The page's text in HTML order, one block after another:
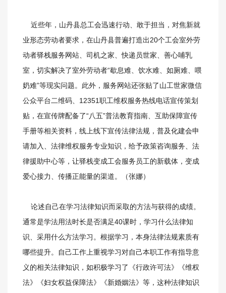
近些年，山丹县总工会迅速行动、敢于担当，对焦新就
业形态劳动者要求，在山丹县普遍打造出20个工会室外劳
动者驿栈服务网站、司机之家、快递员世家、善心哺乳
室，切实解决了室外劳动者“歇息难、饮水难、如厕难、喂
奶难”等现实问题。此外，服务网站还张贴了山工世家微信
公众平台二维码、12351职工维权服务热线电话宣传策划
贴，在宣传牌配备了“八五”普法教育指南、互助保障宣传
手册等相关资料，线上线下宣传法律法规，普及化建会申
请加入、法律维权服务专业知识，给予政策咨询服务、法
律援助中心等，让驿栈变成工会服务员工的新载体，变成
爱心接力、传播正能量的渠道。（张娜）
论述自己在学习法律知识而采取的方法与获得的成绩。
通常是学法用法时长是否满足40课时，学习什么法律知
识、采用什么方法学习。根据学习，本身法律法规素质有
哪些提升。自己工作上重视学习对自己本职工作有指导意
义的相关法律知识，如积极学习了《行政许可法》《维权
法》《妇女权益保障法》《新婚姻法》等，这种法律知识